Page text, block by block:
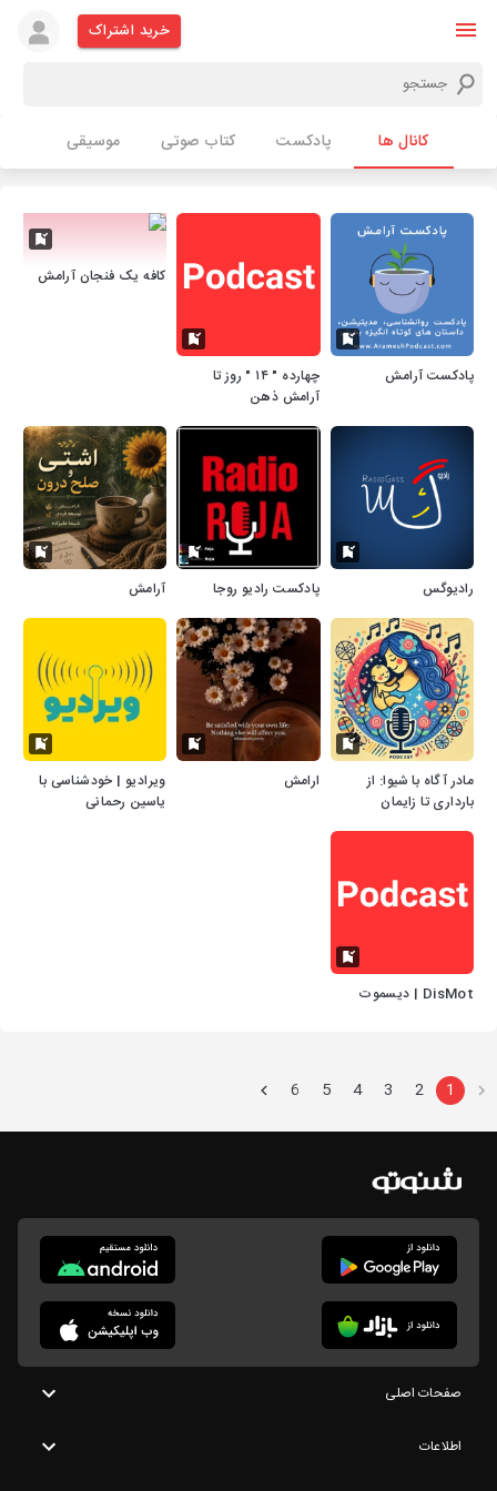
خرید اشتراک
کانال ها پادکست کتاب صوتی موسیقی
پادکست آرامش
چهارده " ۱۴ " روز تا
آرامش ذهن
کافه یک فنجان آرامش
رادیوگس پادکست رادیو روجا آرامش
مادر آگاه با شیوا: از
بارداری تا زایمان
ارامش
ویرادیو | خودشناسی با
یاسین رحمانی
DisMot | دیسموت
1
2
3
4
5
6
صفحات اصلی
اطلاعات